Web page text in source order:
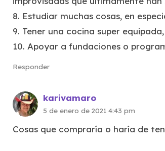
8. Estudiar muchas cosas, en
9. Tener una cocina super
10. Apoyar a fundaciones o
Responder
karivamaro
5 de enero de 2021 4:43 pm
Cosas que compraría o haría de